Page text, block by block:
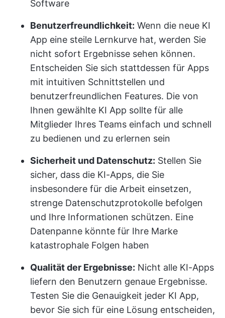
Software
Benutzerfreundlichkeit: Wenn die neue KI
App eine steile Lernkurve hat, werden Sie
nicht sofort Ergebnisse sehen können.
Entscheiden Sie sich stattdessen für Apps
mit intuitiven Schnittstellen und
benutzerfreundlichen Features. Die von
Ihnen gewählte KI App sollte für alle
Mitglieder Ihres Teams einfach und schnell
zu bedienen und zu erlernen sein
Sicherheit und Datenschutz: Stellen Sie
sicher, dass die KI-Apps, die Sie
insbesondere für die Arbeit einsetzen,
strenge Datenschutzprotokolle befolgen
und Ihre Informationen schützen. Eine
Datenpanne könnte für Ihre Marke
katastrophale Folgen haben
Qualität der Ergebnisse: Nicht alle KI-Apps
liefern den Benutzern genaue Ergebnisse.
Testen Sie die Genauigkeit jeder KI App,
bevor Sie sich für eine Lösung entscheiden,